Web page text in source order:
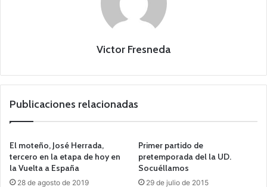
Victor Fresneda
Publicaciones relacionadas
El moteño, José Herrada,
tercero en la etapa de hoy en
la Vuelta a España
28 de agosto de 2019
Primer partido de
pretemporada del la UD.
Socuéllamos
29 de julio de 2015